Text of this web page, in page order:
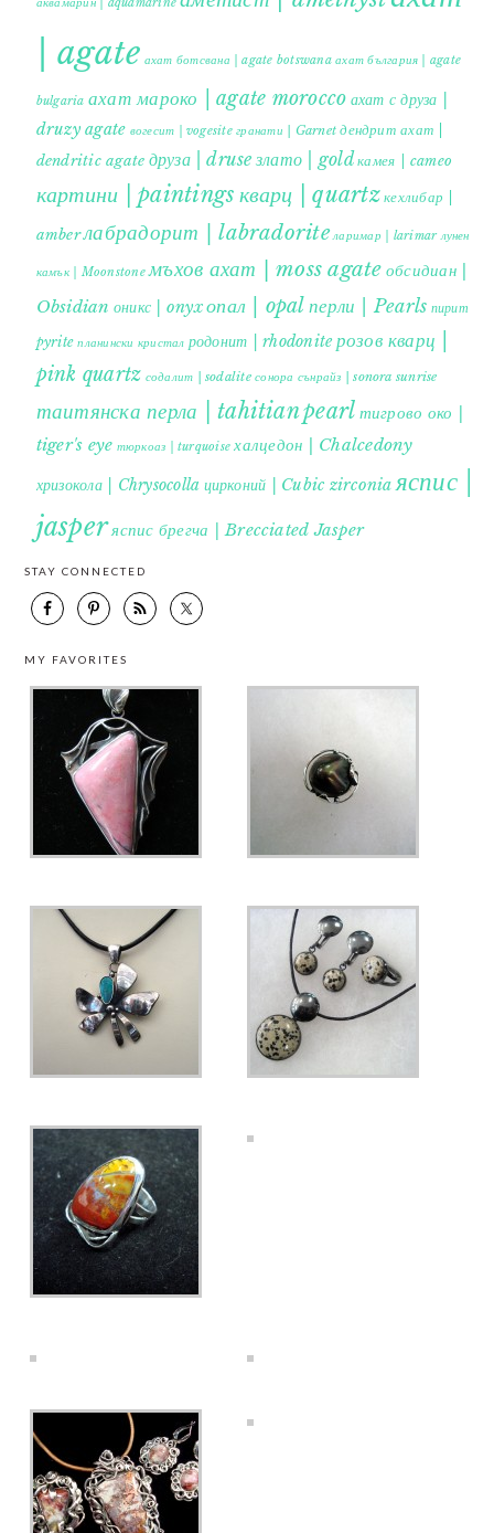
| agate ахат ботсвана | agate botswana ахат българия | agate
bulgaria ахат мароко | agate morocco ахат с друза |
druzy agate вогесит | vogesite гранати | Garnet дендрит ахат |
dendritic agate друза | druse злато | gold камея | cameo
картини | paintings кварц | quartzкехлибар |
amberлабрадорит | labradorite ларимар | larimar лунен
камък | Moonstone мъхов ахат | moss agate обсидиан |
Obsidian оникс | onyxопал | opal перли | Pearls пирит |
pyrite планински кристал родонит | rhodonite розов кварц |
pink quartz содалит | sodalite сонора сънрайз | sonora sunrise
таитянска перла | tahitian pearl тигрово око |
tiger's eye тюркоаз | turquoise халцедон | Chalcedony
хризокола | Chrysocolla цирконий | Cubic zirconia яспис |
jasperяспис брегча | Brecciated Jasper
STAY CONNECTED
MY FAVORITES